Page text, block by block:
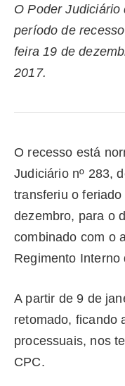
O Poder Judiciário
período de
feira 19 de
2017.
O recesso está
Judiciário nº 283,
transferiu o
dezembro, para o
combinado com o
Regimento Interno
A partir de 9 de
retomado, ficando
processuais, nos
CPC.